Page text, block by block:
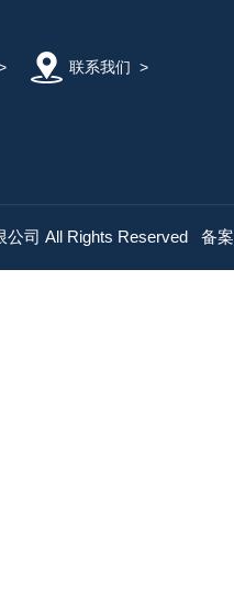
联系我们 >
公司 All Rights Reserved 备